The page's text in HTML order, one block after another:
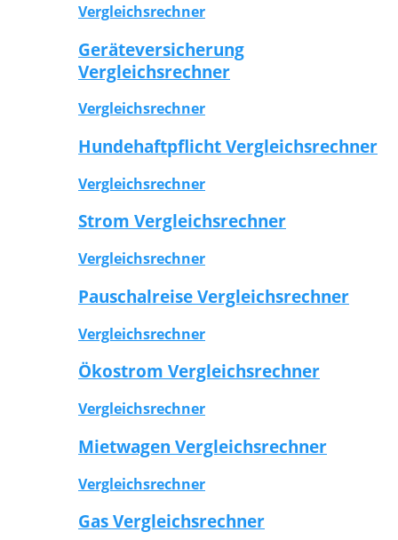
Vergleichsrechner
Geräteversicherung
Vergleichsrechner
Vergleichsrechner
Hundehaftpflicht Vergleichsrechner
Vergleichsrechner
Strom Vergleichsrechner
Vergleichsrechner
Pauschalreise Vergleichsrechner
Vergleichsrechner
Ökostrom Vergleichsrechner
Vergleichsrechner
Mietwagen Vergleichsrechner
Vergleichsrechner
Gas Vergleichsrechner